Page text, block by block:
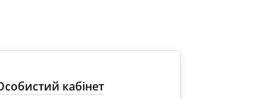
кабінет